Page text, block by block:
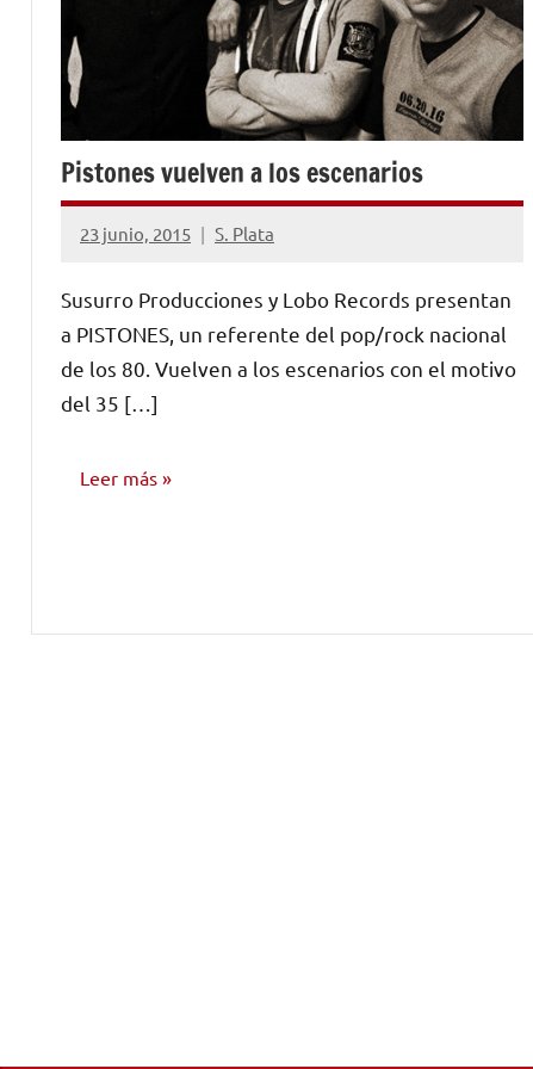
Pistones vuelven a los escenarios
23 junio, 2015 S. Plata
No
comentarios
Susurro Producciones y Lobo Records presentan
a PISTONES, un referente del pop/rock nacional
de los 80. Vuelven a los escenarios con el motivo
del 35 […]
Leer más